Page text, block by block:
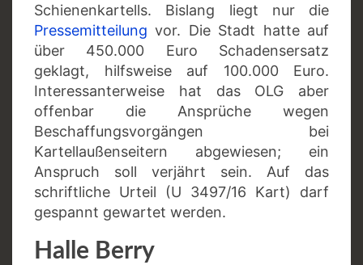
Schienenkartells. Bislang liegt nur die
Pressemitteilung vor. Die Stadt hatte auf
über 450.000 Euro Schadensersatz
geklagt, hilfsweise auf 100.000 Euro.
Interessanterweise hat das OLG aber
offenbar die Ansprüche wegen
Beschaffungsvorgängen bei
Kartellaußenseitern abgewiesen; ein
Anspruch soll verjährt sein. Auf das
schriftliche Urteil (U 3497/16 Kart) darf
gespannt gewartet werden.
Halle Berry